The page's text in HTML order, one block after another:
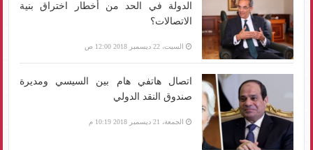
الدولة في الحد من أخطار اختراق بنية
الاتصالات؟
السبت، 22 ديسمبر 2018 12:00 ص
اتصال هاتفي هام بين السيسي ومديرة
صندوق النقد الدولي
الجمعة، 21 ديسمبر 2018 10:19 م